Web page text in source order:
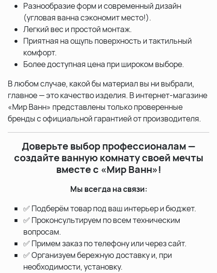
Разнообразие форм и современный дизайн
(угловая ванна сэкономит место!).
Легкий вес и простой монтаж.
Приятная на ощупь поверхность и тактильный
комфорт.
Более доступная цена при широком выборе.
В любом случае, какой бы материал вы ни выбрали,
главное — это качество изделия. В интернет-магазине
«Мир Ванн» представлены только проверенные
бренды с официальной гарантией от производителя.
Доверьте выбор профессионалам —
создайте ванную комнату своей мечты
вместе с «Мир Ванн»!
Мы всегда на связи:
✅ Подберём товар под ваш интерьер и бюджет.
✅ Проконсультируем по всем техническим
вопросам.
✅ Примем заказ по телефону или через сайт.
✅ Организуем бережную доставку и, при
необходимости, установку.